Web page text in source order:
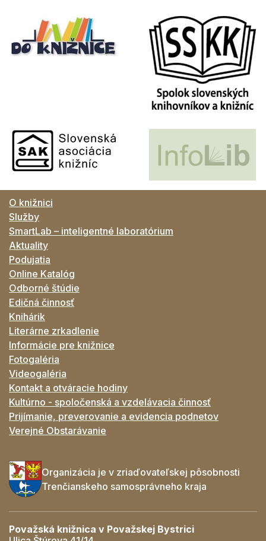
O knižnici
Služby
SmartLab – inteligentné laboratórium
Aktuality
Podujatia
Online Katalóg
Odborné štúdie
Edičná činnosť
Knihárik
Literárne zrkadlenie
Informácie pre knižnice
Fotogaléria
Videogaléria
Kontakt a otváracie hodiny
Kultúrno - spoločenská a vzdelávacia činnosť
Prijímanie, preverovanie a evidencia podnetov
Verejné Obstarávanie
Organizácia je v zriaďovateľskej pôsobnosti
Trenčianskeho samosprávneho kraja
Považská knižnica v Považskej Bystrici